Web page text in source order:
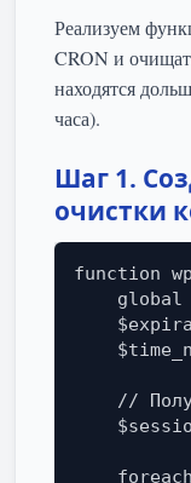
Реализуем
CRON и
находятся
часа).
Шаг 1.
очистки
function
global
//